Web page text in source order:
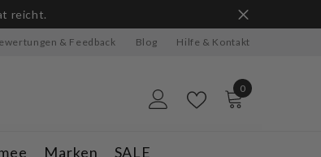
reicht.
& Feedback Blog Hilfe & Kontakt
0
0
Marken SALE